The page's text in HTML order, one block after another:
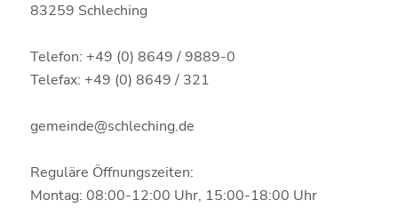
83259 Schleching
Telefon: +49 (0) 8649 / 9889-0
Telefax: +49 (0) 8649 / 321
gemeinde@schleching.de
Reguläre Öffnungszeiten:
Montag: 08:00-12:00 Uhr, 15:00-18:00 Uhr